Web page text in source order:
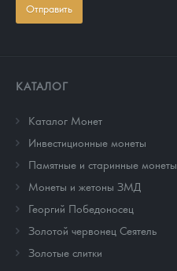
Отправить
КАТАЛОГ
Каталог Монет
Инвестиционные монеты
Памятные и старинные монеты
Монеты и жетоны ЗМД
Георгий Победоносец
Золотой червонец Сеятель
Золотые слитки